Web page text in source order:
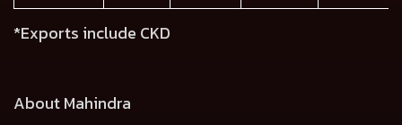
*Exports include CKD
About Mahindra